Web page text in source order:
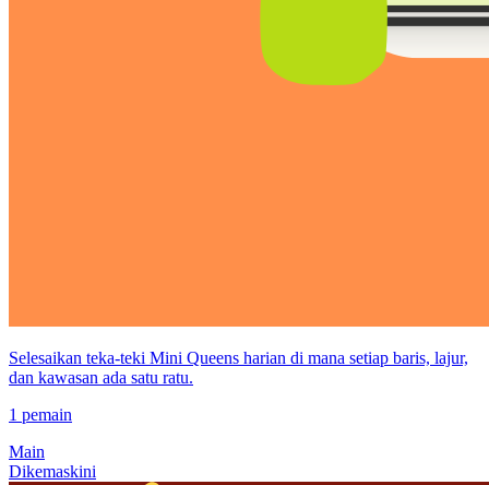
Selesaikan teka-teki Mini Queens harian di mana setiap baris, lajur,
dan kawasan ada satu ratu.
1 pemain
Main
Dikemaskini